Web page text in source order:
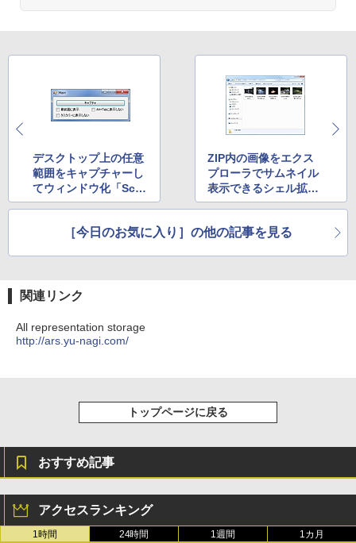
Kindle Paperwhite シグニチャーエディ
ション (32GB) 7インチディスプレイ、明
るさ自動調整、色調調節ライト、12週間
持続バッテリー、広告なし、メタリック
￥27,980
Amazon Kindle Colorsoft | 16GBストレ
イ、色調調節ライト、最大8週間持続バッ
売)
New Amazon Kindle Scribe Colorsoft |
11インチカラーディスプレイ、64GBスト
￥115,980
デスクトップ上の任意
範囲をキャプチャーし
てウィンドウ化「Scre
enMemo」
ZIP内の画像をエクス
プローラでサムネイル
表示できるシェル拡張
「Zix」
［今日のお気に入り］の他の記事を見る
関連リンク
All representation storage
http://ars.yu-nagi.com/
トップページに戻る
おすすめ記事
アクセスランキング
1時間 24時間 1週間 1カ月